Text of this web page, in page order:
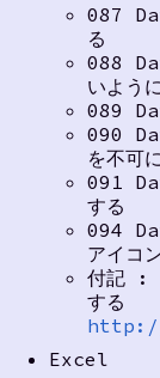
087
る
088
いよう
089
090
を不可
091
する
094
アイコ
付記 :
する
http://
Excel